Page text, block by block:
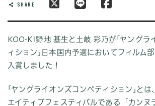
SHARE
KOO-KI野地 基生と土岐 彩乃が｢ヤングラ
ィション｣日本国内予選においてフィルム
入賞しました！
｢ヤングライオンズコンペティション｣とは
エイティブフェスティバルである「カンヌ